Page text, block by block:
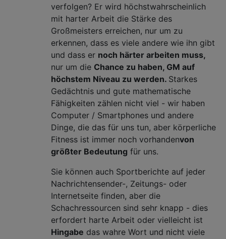
verfolgen? Er wird höchstwahrscheinlich
mit harter Arbeit die Stärke des
Großmeisters erreichen, nur um zu
erkennen, dass es viele andere wie ihn gibt
und dass er noch härter arbeiten muss,
nur um die Chance zu haben, GM auf
höchstem Niveau zu werden. Starkes
Gedächtnis und gute mathematische
Fähigkeiten zählen nicht viel - wir haben
Computer / Smartphones und andere
Dinge, die das für uns tun, aber körperliche
Fitness ist immer noch vorhandenvon
größter Bedeutung für uns.
Sie können auch Sportberichte auf jeder
Nachrichtensender-, Zeitungs- oder
Internetseite finden, aber die
Schachressourcen sind sehr knapp - dies
erfordert harte Arbeit oder vielleicht ist
Hingabe das wahre Wort und nicht viele